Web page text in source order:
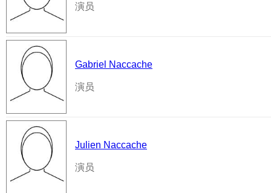
演员
Gabriel Naccache
演员
Julien Naccache
演员